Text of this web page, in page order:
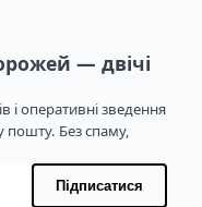
— двічі
і оперативні зведення
пошту. Без спаму,
Підписатися